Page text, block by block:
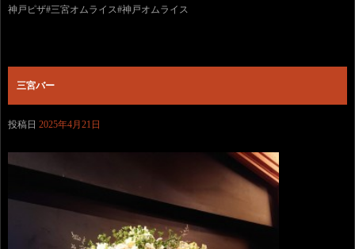
神戸ピザ#三宮オムライス#神戸オムライス
三宮バー
投稿日 2025年4月21日